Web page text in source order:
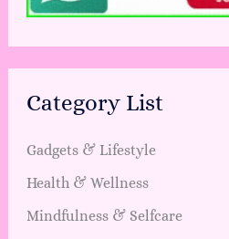
Category List
Gadgets & Lifestyle
Health & Wellness
Mindfulness & Selfcare